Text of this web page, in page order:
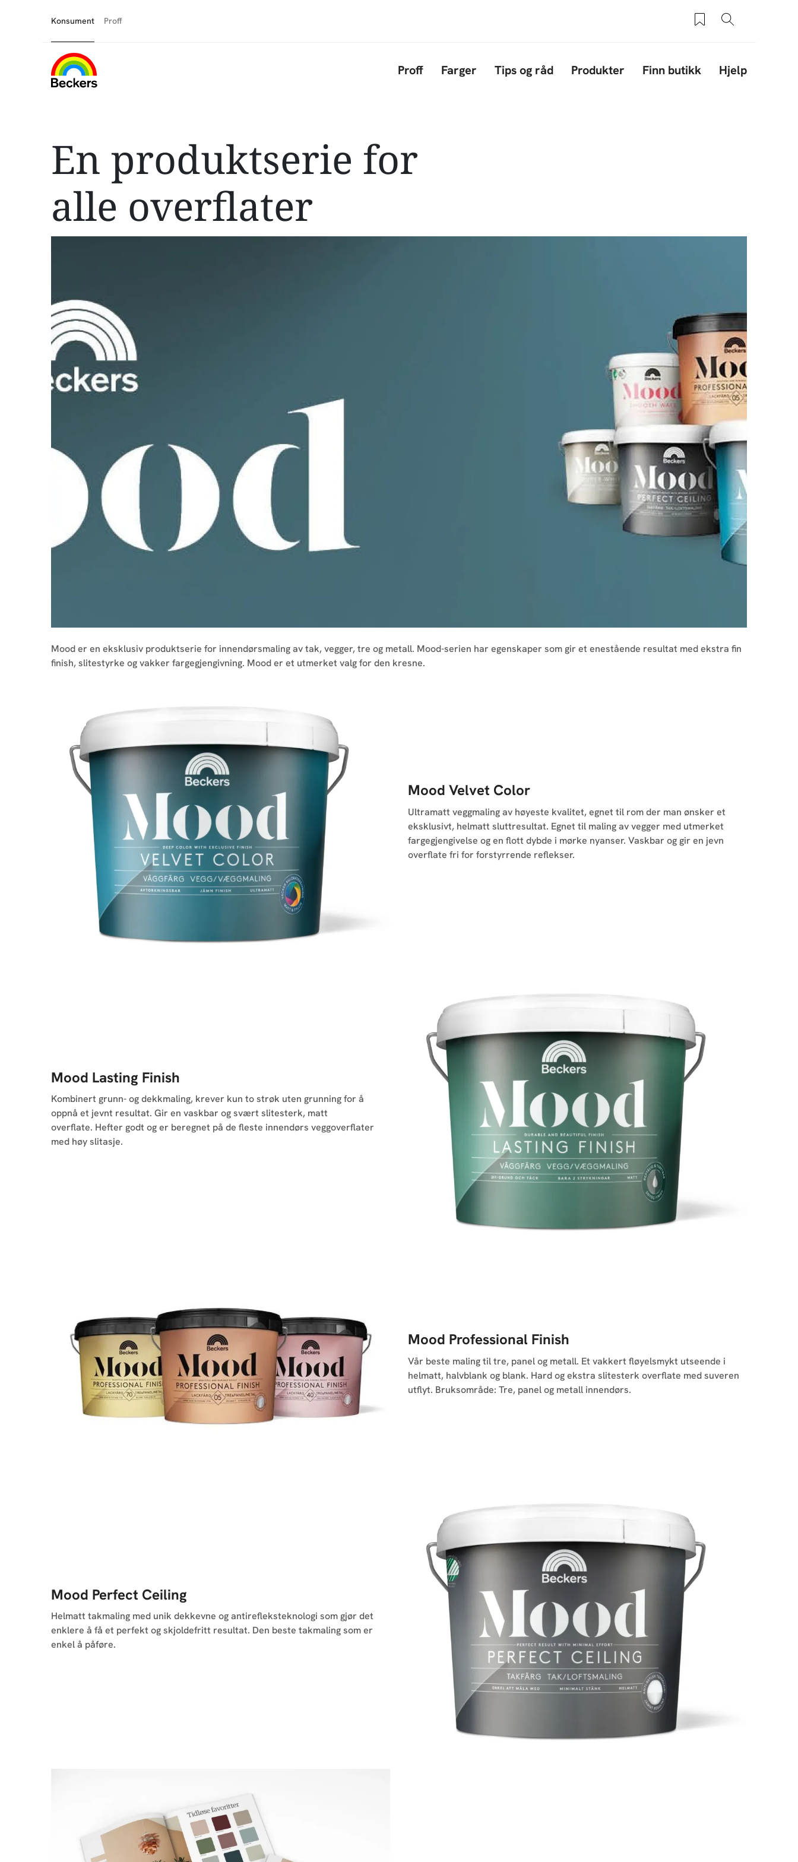
Konsument Proff Saved products
Søk
Proff Farger Tips og råd Produkter Finn butikk Hjelp
En produktserie for
alle overflater
Mood er en eksklusiv produktserie for innendørsmaling av tak, vegger, tre og metall. Mood-serien har egenskaper som gir et enestående resultat med ekstra fin
finish, slitestyrke og vakker fargegjengivning. Mood er et utmerket valg for den kresne.
Mood Velvet Color
Ultramatt veggmaling av høyeste kvalitet, egnet til rom der man ønsker et
eksklusivt, helmatt sluttresultat. Egnet til maling av vegger med utmerket
fargegjengivelse og en flott dybde i mørke nyanser. Vaskbar og gir en jevn
overflate fri for forstyrrende reflekser.
Mood Lasting Finish
Kombinert grunn- og dekkmaling, krever kun to strøk uten grunning for å
oppnå et jevnt resultat. Gir en vaskbar og svært slitesterk, matt
overflate. Hefter godt og er beregnet på de fleste innendørs veggoverflater
med høy slitasje.
Mood Professional Finish
Vår beste maling til tre, panel og metall. Et vakkert fløyelsmykt utseende i
helmatt, halvblank og blank. Hard og ekstra slitesterk overflate med suveren
utflyt. Bruksområde: Tre, panel og metall innendørs.
Mood Perfect Ceiling
Helmatt takmaling med unik dekkevne og antirefleksteknologi som gjør det
enklere å få et perfekt og skjoldefritt resultat. Den beste takmaling som er
enkel å påføre.